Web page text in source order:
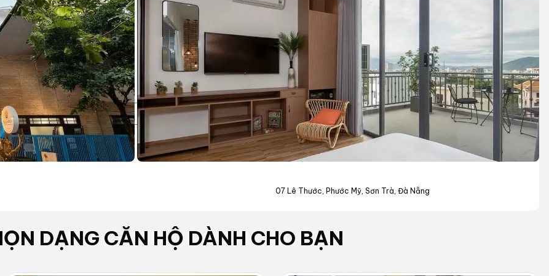
tạp vụ dọn dẹp khu vực chung Wifi Thang máy
07 Lê Thước, Phước Mỹ, Sơn Trà, Đà Nẵng
DẠNG CĂN HỘ DÀNH CHO BẠN